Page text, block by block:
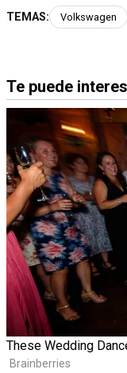
TEMAS: Volkswagen